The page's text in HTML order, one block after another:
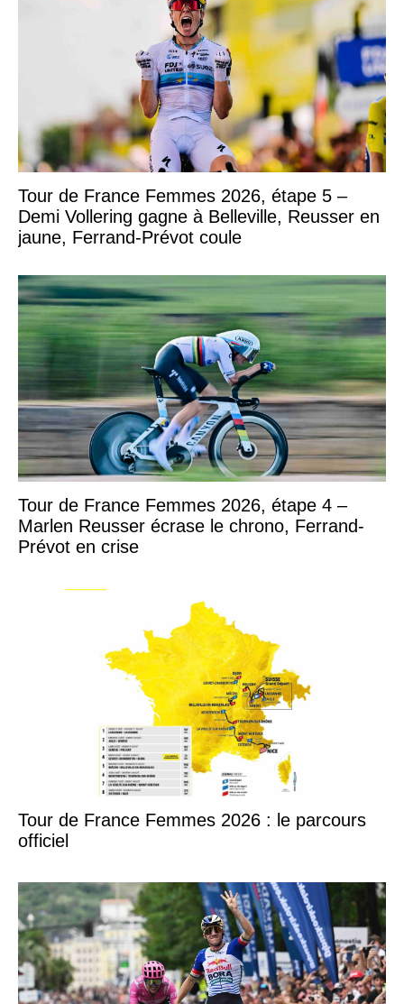
Tour de France Femmes 2026, étape 5 –
Demi Vollering gagne à Belleville, Reusser en
jaune, Ferrand-Prévot coule
Tour de France Femmes 2026, étape 4 –
Marlen Reusser écrase le chrono, Ferrand-
Prévot en crise
Tour de France Femmes 2026 : le parcours
officiel